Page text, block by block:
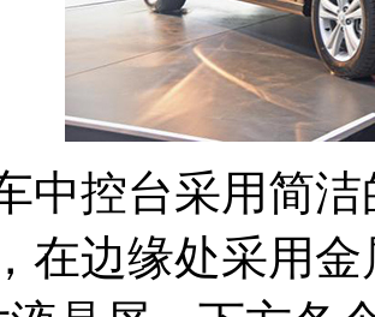
控台采用简洁
在边缘处采用